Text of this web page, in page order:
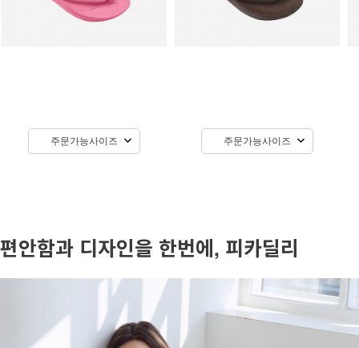
주문가능사이즈 주문가능사이즈
편안함과 디자인을 한번에, 피카딜리